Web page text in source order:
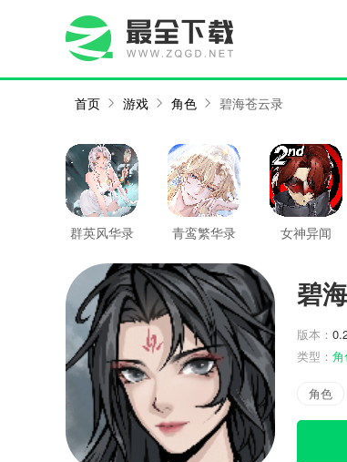
首页 游戏 角色 碧海苍云录
群英风华录 青鸾繁华录
女神异闻
碧
版本：
类型：
角色